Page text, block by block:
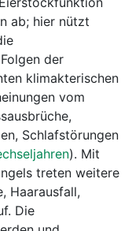
ab; hier nützt
der
klimakterischen
vom
Schlafstörungen
). Mit
treten weitere
Haarausfall,
Die